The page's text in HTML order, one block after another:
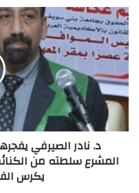
د.
نادر
الصيرفي
يفجرها
على
الهواء:
"يجب
أن
يسترد
سلطته
د. نادر الصيرفي
المشرع سلطته من
يكرس